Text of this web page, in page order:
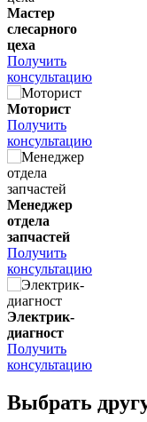
Мастер
слесарного
цеха
Получить
консультацию
Моторист
Получить
консультацию
Менеджер
отдела
запчастей
Получить
консультацию
Электрик-
диагност
Получить
консультацию
Выбрать